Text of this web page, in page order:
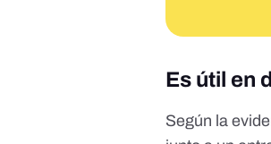
Es útil en
Según la